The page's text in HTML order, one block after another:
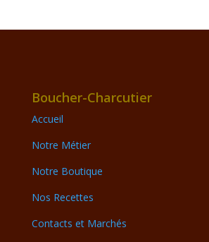
Boucher-Charcutier
Accueil
Notre Métier
Notre Boutique
Nos Recettes
Contacts et Marchés